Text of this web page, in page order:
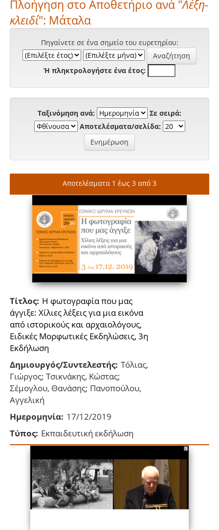
Πλοήγηση στο Αποθετήριο ανά "Λέξη-
κλειδί": Μάταλα
Πηγαίνετε σε ένα σημείο του ευρετηρίου:
Ή πληκτρολογήστε ένα έτος:
Ταξινόμηση ανά:
Σε σειρά:
Αποτελέσματα/σελίδα:
Αποτελέσματα 1 έως 3 από 3
Τίτλος: Η φωτογραφία που μας
άγγιξε: Χίλιες λέξεις για μια εικόνα
από ιστορικούς και αρχαιολόγους,
Ειδικές Μορφωτικές Εκδηλώσεις, 3η
Εκδήλωση
Δημιουργός/Συντελεστής: Τόλιας,
Γιώργος; Τσικνάκης, Κώστας;
Σέμογλου, Θανάσης; Πανοπούλου,
Αγγελική
Ημερομηνία: 17/12/2019
Τύπος: Εκπαιδευτική εκδήλωση